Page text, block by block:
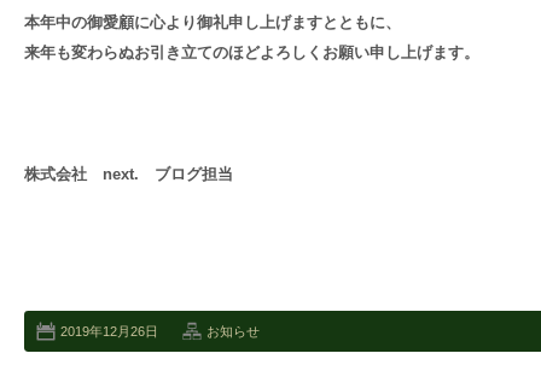
本年中の御愛顧に心より御礼申し上げますとともに、
来年も変わらぬお引き立てのほどよろしくお願い申し上げます。
株式会社 next. ブログ担当
2019年12月26日 お知らせ